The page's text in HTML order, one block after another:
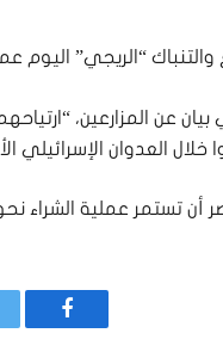
والتنباك “الريجي”
عن المزارعين،
خلال العدوان الإسرائيلي
أن تستمر عملية الشراء